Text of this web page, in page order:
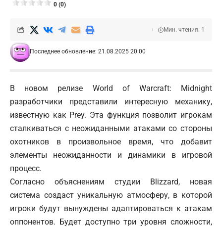
0 (0)
Последнее обновление: 21.08.2025 20:00
Мин. чтения: 1
В новом релизе World of Warcraft: Midnight
разработчики представили интересную механику,
известную как Prey. Эта функция позволит игрокам
сталкиваться с неожиданными атаками со стороны
охотников в произвольное время, что добавит
элементы неожиданности и динамики в игровой
процесс.
Согласно объяснениям студии Blizzard, новая
система создаст уникальную атмосферу, в которой
игроки будут вынуждены адаптироваться к атакам
оппонентов. Будет доступно три уровня сложности,